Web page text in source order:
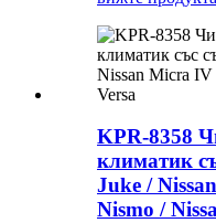
KPR-8358
климатик
Juke /
Nismo /